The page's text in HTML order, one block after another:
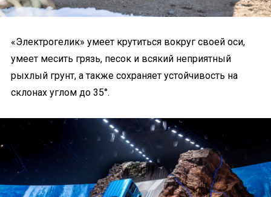
«Электрогелик» умеет крутиться вокруг своей оси,
умеет месить грязь, песок и всякий неприятный
рыхлый грунт, а также сохраняет устойчивость на
склонах углом до 35°.